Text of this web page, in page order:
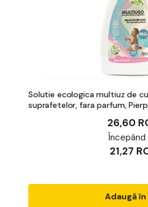
Solutie ecologica multiuz de
suprafetelor, fara parfum,
26,60
Începând
21,27
Adaugă în